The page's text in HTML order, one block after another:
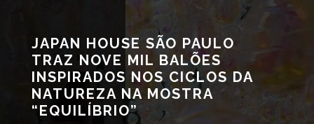
JAPAN HOUSE SÃO PAULO
TRAZ NOVE MIL BALÕES
INSPIRADOS NOS CICLOS DA
NATUREZA NA MOSTRA
“EQUILÍBRIO”